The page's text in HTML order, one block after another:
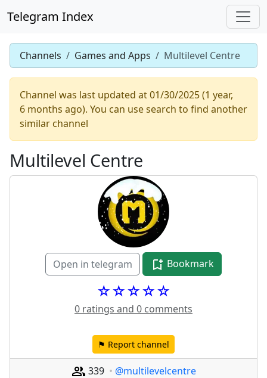
Telegram Index
Channels Games and Apps Multilevel Centre
Channel was last updated at 01/30/2025 (1 year,
6 months ago). You can use search to find another
similar channel
Multilevel Centre
Open in telegram Bookmark
☆☆☆☆☆
0 ratings and 0 comments
⚑ Report channel
339 @multilevelcentre